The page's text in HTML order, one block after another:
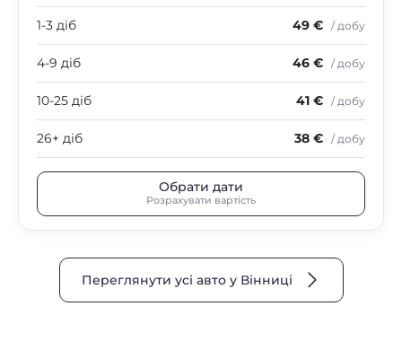
1-3 діб 49 € / добу
4-9 діб 46 € / добу
10-25 діб 41 € / добу
26+ діб 38 € / добу
Обрати дати
Розрахувати вартість
Переглянути усі авто у Вінниці